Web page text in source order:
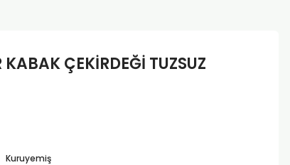
KABAK ÇEKİRDEĞİ TUZSUZ
Kuruyemiş